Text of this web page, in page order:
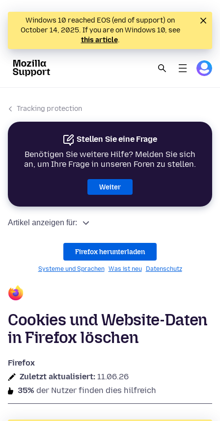
Windows 10 reached EOS (end of support) on
October 14, 2025. If you are on Windows 10, see
this article.
Tracking protection
Stellen Sie eine Frage
Benötigen Sie weitere Hilfe? Melden Sie sich
an, um Ihre Frage in unseren Foren zu stellen.
Weiter
Artikel anzeigen für:
Firefox herunterladen
Systeme und Sprachen Was ist neu Datenschutz
Cookies und Website-Daten
in Firefox löschen
Firefox
Zuletzt aktualisiert: 11.06.26
35% der Nutzer finden dies hilfreich